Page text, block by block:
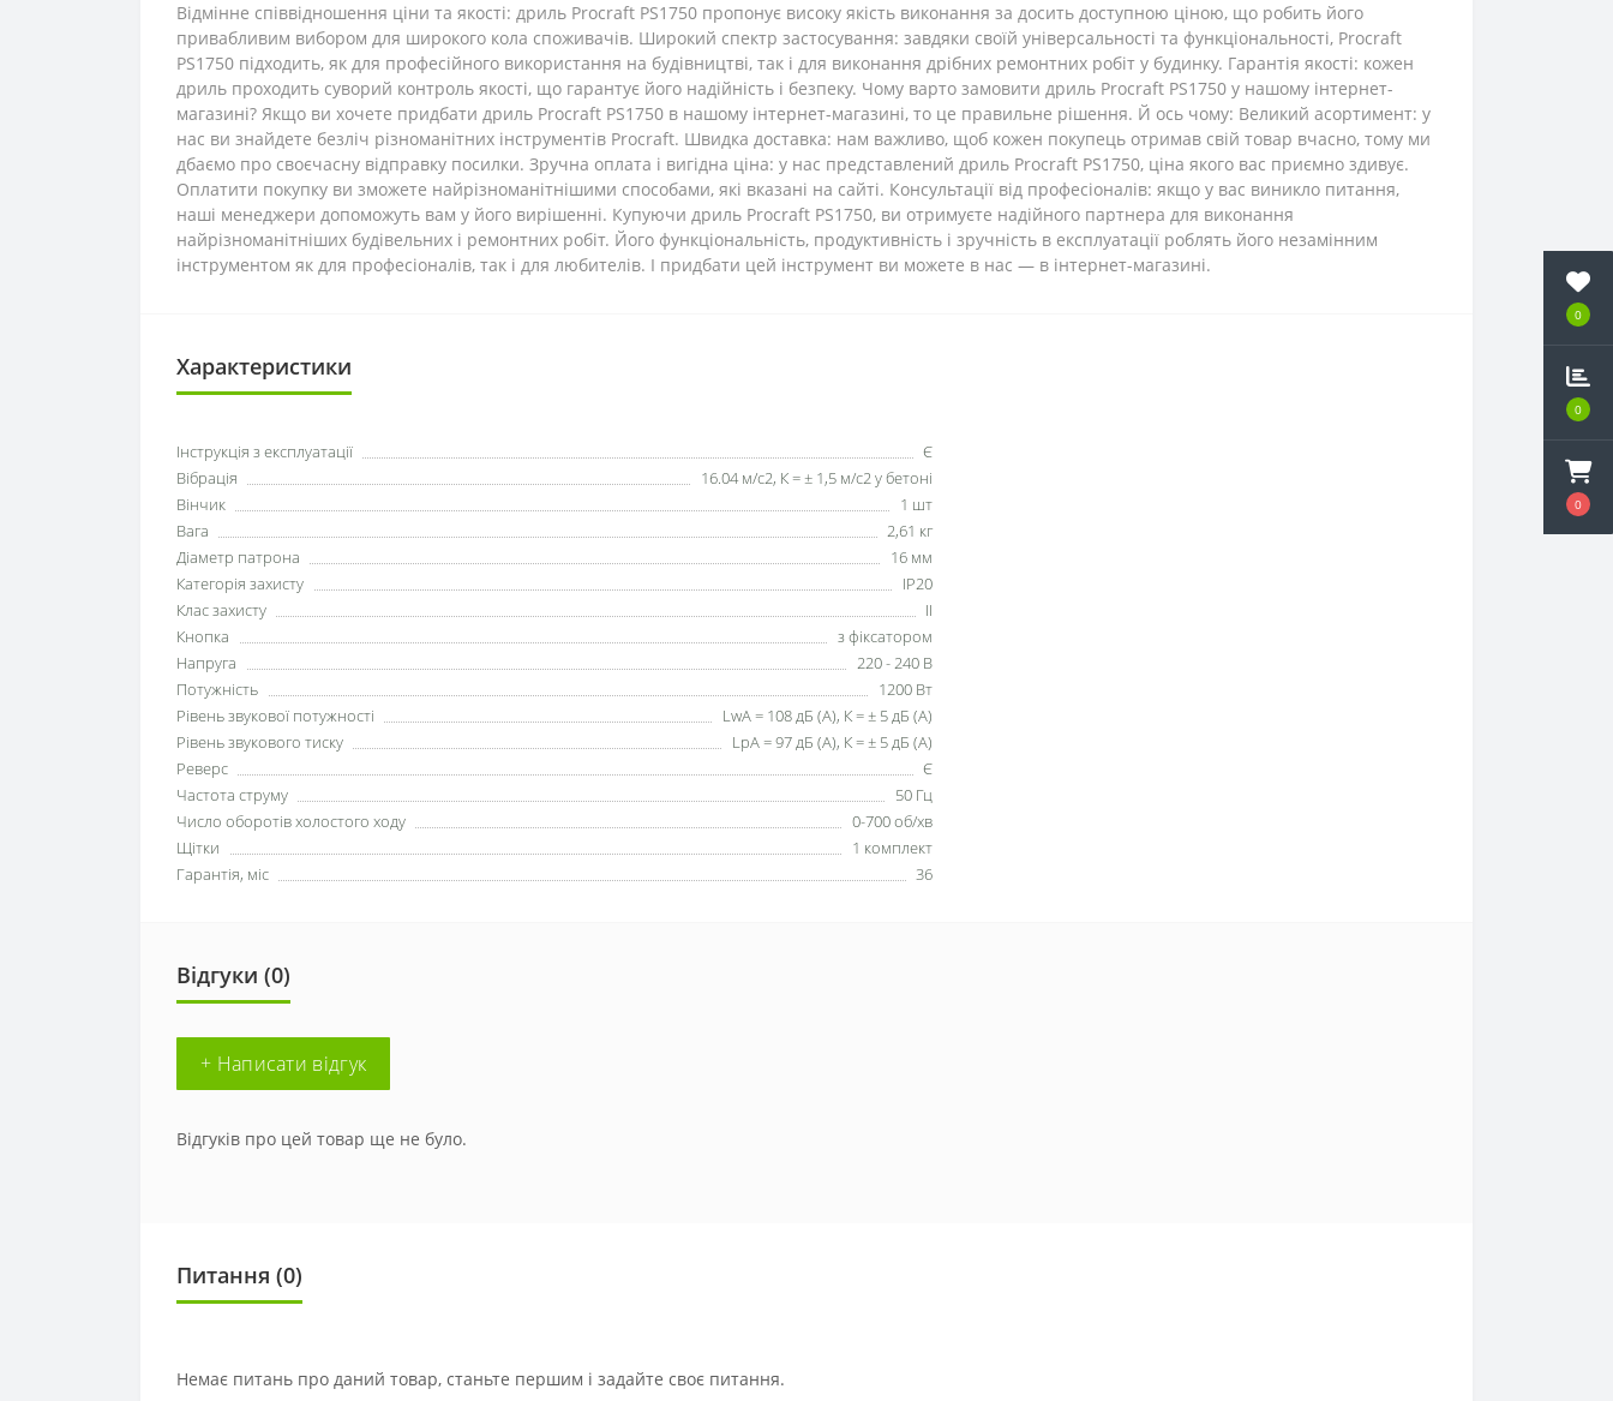
0
0
0
Відмінне співвідношення ціни та якості: дриль Procraft PS1750 пропонує високу якість виконання за досить доступною ціною, що робить його
привабливим вибором для широкого кола споживачів. Широкий спектр застосування: завдяки своїй універсальності та функціональності, Procraft
PS1750 підходить, як для професійного використання на будівництві, так і для виконання дрібних ремонтних робіт у будинку. Гарантія якості: кожен
дриль проходить суворий контроль якості, що гарантує його надійність і безпеку. Чому варто замовити дриль Procraft PS1750 у нашому інтернет-
магазині? Якщо ви хочете придбати дриль Procraft PS1750 в нашому інтернет-магазині, то це правильне рішення. Й ось чому: Великий асортимент: у
нас ви знайдете безліч різноманітних інструментів Procraft. Швидка доставка: нам важливо, щоб кожен покупець отримав свій товар вчасно, тому ми
дбаємо про своєчасну відправку посилки. Зручна оплата і вигідна ціна: у нас представлений дриль Procraft PS1750, ціна якого вас приємно здивує.
Оплатити покупку ви зможете найрізноманітнішими способами, які вказані на сайті. Консультації від професіоналів: якщо у вас виникло питання,
наші менеджери допоможуть вам у його вирішенні. Купуючи дриль Procraft PS1750, ви отримуєте надійного партнера для виконання
найрізноманітніших будівельних і ремонтних робіт. Його функціональність, продуктивність і зручність в експлуатації роблять його незамінним
інструментом як для професіоналів, так і для любителів. І придбати цей інструмент ви можете в нас — в інтернет-магазині.
Характеристики
Інструкція з експлуатації
Є
Вібрація
16.04 м/с2, К = ± 1,5 м/с2 у бетоні
Вінчик
1 шт
Вага
2,61 кг
Діаметр патрона
16 мм
Категорія захисту
IP20
Клас захисту
II
Кнопка
з фіксатором
Напруга
220 - 240 В
Потужність
1200 Вт
Рівень звукової потужності
LwA = 108 дБ (А), К = ± 5 дБ (А)
Рівень звукового тиску
LpA = 97 дБ (А), К = ± 5 дБ (А)
Реверс
Є
Частота струму
50 Гц
Число оборотів холостого ходу
0-700 об/хв
Щітки
1 комплект
Гарантія, міс
36
Відгуки (0)
+ Написати відгук
Відгуків про цей товар ще не було.
Питання (0)
Немає питань про даний товар, станьте першим і задайте своє питання.